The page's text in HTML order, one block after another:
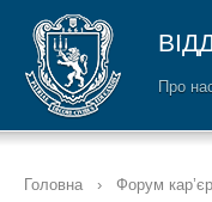
Про
Головна › Форум